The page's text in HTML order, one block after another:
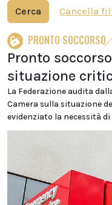
Cerca Cancella
PRONTO SOCCORSO
Pronto
situazione
La Federazione audita
Camera sulla situazione
evidenziato la necessità